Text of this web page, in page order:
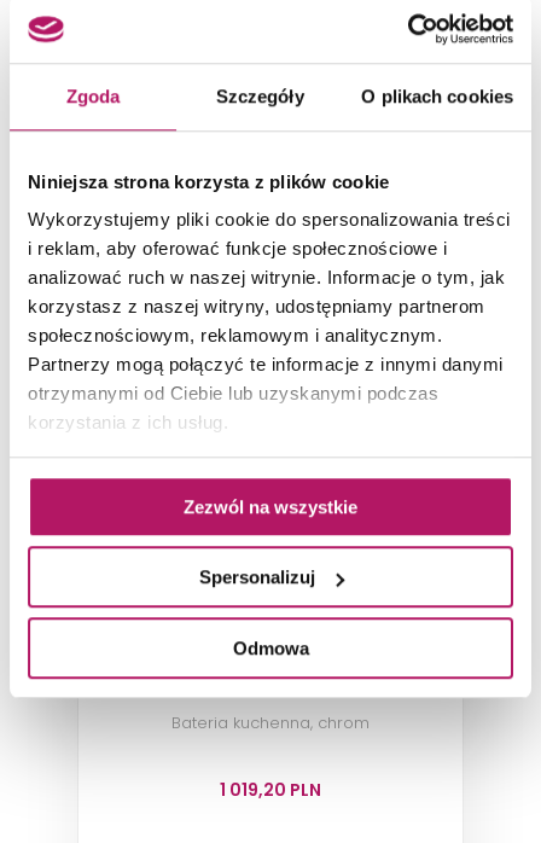
Zgoda Szczegóły O plikach cookies
Niniejsza strona korzysta z plików cookie
Wykorzystujemy pliki cookie do spersonalizowania treści
i reklam, aby oferować funkcje społecznościowe i
analizować ruch w naszej witrynie. Informacje o tym, jak
korzystasz z naszej witryny, udostępniamy partnerom
społecznościowym, reklamowym i analitycznym.
Partnerzy mogą połączyć te informacje z innymi danymi
otrzymanymi od Ciebie lub uzyskanymi podczas
korzystania z ich usług.
Zezwól na wszystkie
Spersonalizuj
Odmowa
Franke Old England 115.0028.208
ZOBACZ PRODUKT
Dostępność:na zamówienie
Franke Old England 115.0060.360
Bateria kuchenna, chrom
1 019,20 PLN